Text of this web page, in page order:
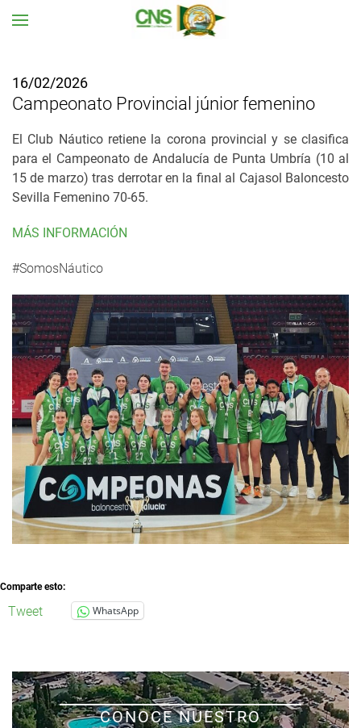
16/02/2026
Campeonato Provincial júnior femenino
El Club Náutico retiene la corona provincial y se clasifica
para el Campeonato de Andalucía de Punta Umbría (10 al
15 de marzo) tras derrotar en la final al Cajasol Baloncesto
Sevilla Femenino 70-65.
MÁS INFORMACIÓN
#SomosNáutico
Comparte esto:
Tweet WhatsApp
CONOCE NUESTRO